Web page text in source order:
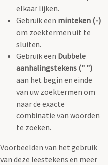
elkaar lijken.
Gebruik een minteken (-)
om zoektermen uit te
sluiten.
Gebruik een Dubbele
aanhalingstekens (" ")
aan het begin en einde
van uw zoektermen om
naar de exacte
combinatie van woorden
te zoeken.
Voorbeelden van het gebruik
van deze leestekens en meer